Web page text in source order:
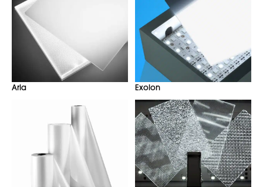
Arla Exolon